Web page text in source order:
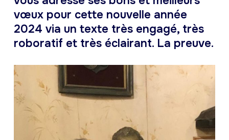
vœux pour cette nouvelle année
2024 via un texte très engagé, très
roboratif et très éclairant. La preuve.